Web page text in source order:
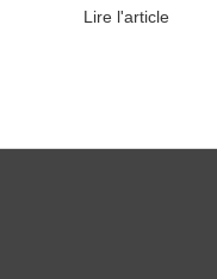
Lire l'article